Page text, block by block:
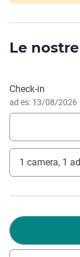
Benvenuti
MGallery in
centro di
indimenticabili.
Jovanna
Le
Prenota
Check-in
ad es: 13/08/2026
1 camera, 1